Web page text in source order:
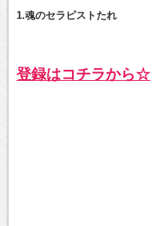
1.魂のセラピストたれ
登録はコチラから☆